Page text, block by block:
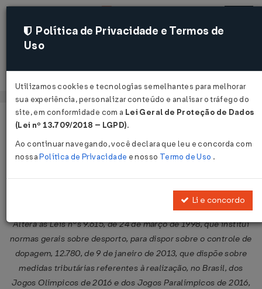
Acessar
Página Inicial Legislações
Lei Nº 13322 DE 28/07/2016
Publicado no DOU em 29 jul 2016
Altera as Leis nºs 9.615, de 24 de março de 1998, que institui
normas gerais sobre desporto, para dispor sobre o controle de
dopagem, 12.780, de 9 de janeiro de 2013, que dispõe sobre
medidas tributárias referentes à realização, no Brasil, dos
Jogos Olímpicos de 2016 e dos Jogos Paralímpicos de 2016,
Política de Privacidade e Termos de
Uso
Utilizamos cookies e tecnologias semelhantes para melhorar
sua experiência, personalizar conteúdo e analisar o tráfego do
site, em conformidade com a Lei Geral de Proteção de Dados
(Lei nº 13.709/2018 – LGPD).
Ao continuar navegando, você declara que leu e concorda com
nossaPolítica de Privacidade e nosso Termo de Uso .
Li e concordo